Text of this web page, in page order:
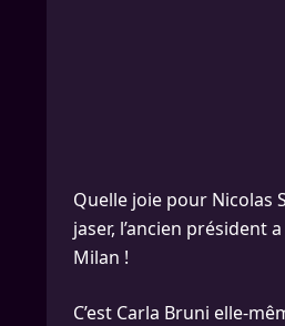
Quelle joie pour Nicolas
jaser, l’ancien président
Milan !
C’est Carla Bruni elle-